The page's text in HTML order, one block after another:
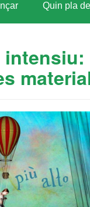
Quin pla